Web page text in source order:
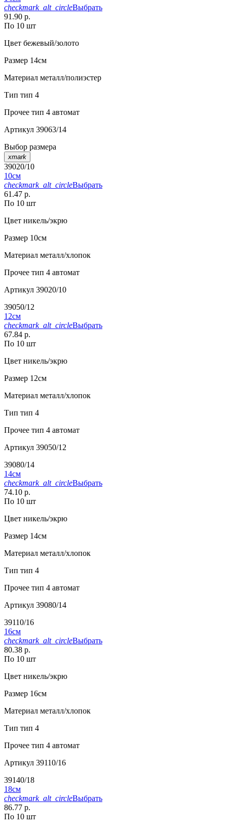
checkmark_alt_circleВыбрать
91.90 р.
По 10 шт
Цвет бежевый/золото
Размер 14см
Материал металл/полиэстер
Тип тип 4
Прочее тип 4 автомат
Артикул 39063/14
Выбор размера
xmark
39020/10
10см
checkmark_alt_circleВыбрать
61.47 р.
По 10 шт
Цвет никель/экрю
Размер 10см
Материал металл/хлопок
Прочее тип 4 автомат
Артикул 39020/10
39050/12
12см
checkmark_alt_circleВыбрать
67.84 р.
По 10 шт
Цвет никель/экрю
Размер 12см
Материал металл/хлопок
Тип тип 4
Прочее тип 4 автомат
Артикул 39050/12
39080/14
14см
checkmark_alt_circleВыбрать
74.10 р.
По 10 шт
Цвет никель/экрю
Размер 14см
Материал металл/хлопок
Тип тип 4
Прочее тип 4 автомат
Артикул 39080/14
39110/16
16см
checkmark_alt_circleВыбрать
80.38 р.
По 10 шт
Цвет никель/экрю
Размер 16см
Материал металл/хлопок
Тип тип 4
Прочее тип 4 автомат
Артикул 39110/16
39140/18
18см
checkmark_alt_circleВыбрать
86.77 р.
По 10 шт